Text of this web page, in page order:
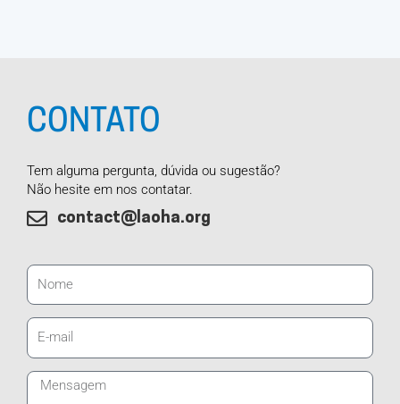
CONTATO
Tem alguma pergunta, dúvida ou sugestão?
Não hesite em nos contatar.
contact@laoha.org​
Nome
E-
mail
Mensagem